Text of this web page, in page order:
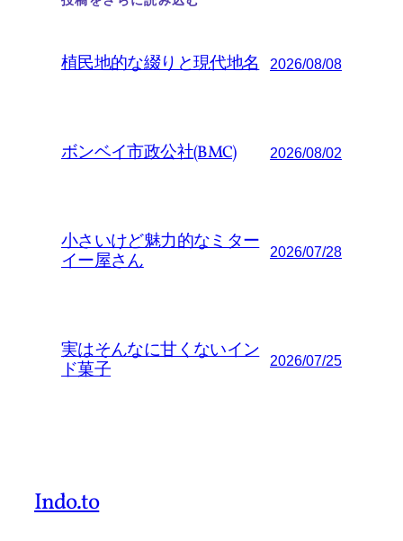
植民地的な綴りと現代地名 2026/08/08
ボンベイ市政公社(BMC) 2026/08/02
小さいけど魅力的なミター
イー屋さん
2026/07/28
実はそんなに甘くないイン
ド菓子
2026/07/25
Indo.to